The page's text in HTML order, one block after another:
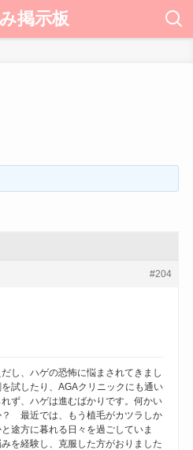
掲示板
#204
し、ハゲの恐怖に悩まされてきまし
試したり、AGAクリニックにも通い
ず、ハゲは進むばかりです。何かい
？ 最近では、もう植毛がカツラしか
途方に暮れる日々を過ごしていま
を経験し、克服した方がおりました